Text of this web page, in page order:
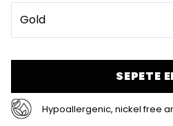
SEPETE
Hypoallergenic, nickel free